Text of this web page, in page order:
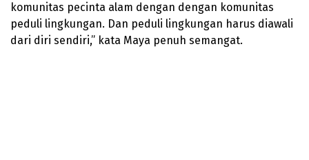
komunitas pecinta alam dengan dengan komunitas
peduli lingkungan. Dan peduli lingkungan harus diawali
dari diri sendiri,” kata Maya penuh semangat.